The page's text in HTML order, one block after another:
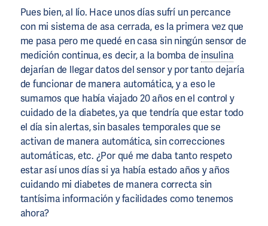
Pues bien, al lío. Hace unos días sufrí un percance
con mi sistema de asa cerrada, es la primera vez que
me pasa pero me quedé en casa sin ningún sensor de
medición continua, es decir, a la bomba de insulina
dejarían de llegar datos del sensor y por tanto dejaría
de funcionar de manera automática, y a eso le
sumamos que había viajado 20 años en el control y
cuidado de la diabetes, ya que tendría que estar todo
el día sin alertas, sin basales temporales que se
activan de manera automática, sin correcciones
automáticas, etc. ¿Por qué me daba tanto respeto
estar así unos días si ya había estado años y años
cuidando mi diabetes de manera correcta sin
tantísima información y facilidades como tenemos
ahora?